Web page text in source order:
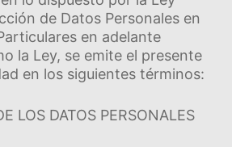
de Datos Personales en
en adelante
la Ley, se emite el presente
en los siguientes términos:
LOS DATOS PERSONALES